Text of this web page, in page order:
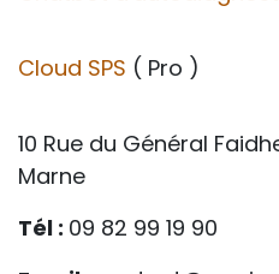
Cloud SPS ( Pro )
10 Rue du Général
Marne
Tél : 09 82 99 19 90